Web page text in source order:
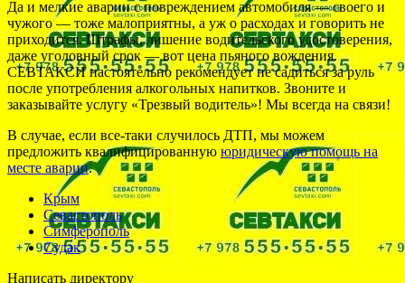
Да и мелкие аварии с повреждением автомобиля — своего и
чужого — тоже малоприятны, а уж о расходах и говорить не
приходится. Штрафы, лишение водительского удостоверения,
даже уголовный срок — вот цена пьяного вождения.
СЕВТАКСИ настоятельно рекомендует не садиться за руль
после употребления алкогольных напитков. Звоните и
заказывайте услугу «Трезвый водитель»! Мы всегда на связи!
В случае, если все-таки случилось ДТП, мы можем
предложить квалифицированную юридическую помощь на
месте аварии.
Крым
Севастополь
Симферополь
Судак
Написать директору